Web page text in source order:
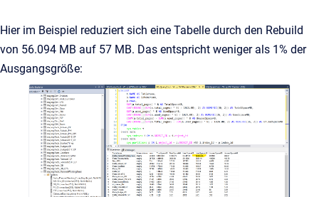
Hier im Beispiel reduziert sich eine Tabelle durch den Rebuild
von 56.094 MB auf 57 MB. Das entspricht weniger als 1% der
Ausgangsgröße: